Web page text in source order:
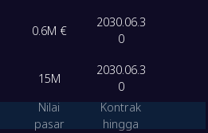
0.6M €
2030.06.3
0
15M
2030.06.3
0
Nilai
pasar
Kontrak
hingga